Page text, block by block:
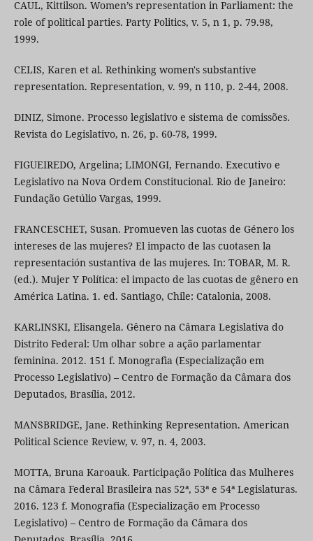
CAUL, Kittilson. Women’s representation in Parliament: the
role of political parties. Party Politics, v. 5, n 1, p. 79.98,
1999.
CELIS, Karen et al. Rethinking women's substantive
representation. Representation, v. 99, n 110, p. 2-44, 2008.
DINIZ, Simone. Processo legislativo e sistema de comissões.
Revista do Legislativo, n. 26, p. 60-78, 1999.
FIGUEIREDO, Argelina; LIMONGI, Fernando. Executivo e
Legislativo na Nova Ordem Constitucional. Rio de Janeiro:
Fundação Getúlio Vargas, 1999.
FRANCESCHET, Susan. Promueven las cuotas de Género los
intereses de las mujeres? El impacto de las cuotasen la
representación sustantiva de las mujeres. In: TOBAR, M. R.
(ed.). Mujer Y Política: el impacto de las cuotas de gênero en
América Latina. 1. ed. Santiago, Chile: Catalonia, 2008.
KARLINSKI, Elisangela. Gênero na Câmara Legislativa do
Distrito Federal: Um olhar sobre a ação parlamentar
feminina. 2012. 151 f. Monografia (Especialização em
Processo Legislativo) – Centro de Formação da Câmara dos
Deputados, Brasília, 2012.
MANSBRIDGE, Jane. Rethinking Representation. American
Political Science Review, v. 97, n. 4, 2003.
MOTTA, Bruna Karoauk. Participação Política das Mulheres
na Câmara Federal Brasileira nas 52ª, 53ª e 54ª Legislaturas.
2016. 123 f. Monografia (Especialização em Processo
Legislativo) – Centro de Formação da Câmara dos